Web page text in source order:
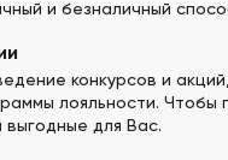
и безналичный
конкурсов и
лояльности. Чтобы
выгодные для Вас.